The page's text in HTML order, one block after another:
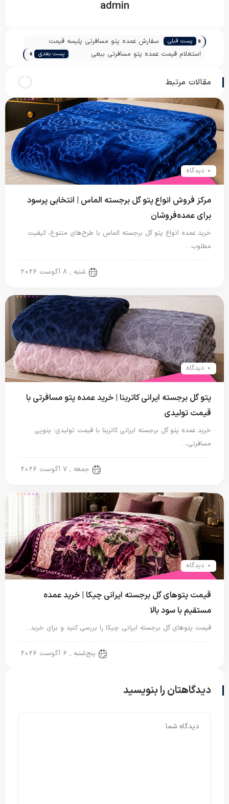
admin
« پست قبلی
سفارش عمده پتو مسافرتی پلیسه قیمت
مناسب
استعلام قیمت عمده پتو مسافرتی ببعی
پست بعدی »
مقالات مرتبط
0 دیدگاه
مرکز فروش انواع پتو گل برجسته الماس | انتخابی پرسود
برای عمده‌فروشان
خرید عمده انواع پتو گل برجسته الماس با طرح‌های متنوع، کیفیت
مطلوب…
شنبه , 8 آگوست 2026
0 دیدگاه
پتو گل برجسته ایرانی کاترینا | خرید عمده پتو مسافرتی با
قیمت تولیدی
خرید عمده پتو گل برجسته ایرانی کاترینا با قیمت تولیدی؛ پتویی
مسافرتی،…
جمعه , 7 آگوست 2026
0 دیدگاه
قیمت پتوهای گل برجسته ایرانی چیکا | خرید عمده
مستقیم با سود بالا
قیمت پتوهای گل برجسته ایرانی چیکا را بررسی کنید و برای خرید…
پنج‌شنبه , 6 آگوست 2026
دیدگاهتان را بنویسید